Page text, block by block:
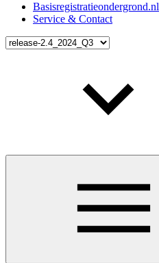
Basisregistratieondergrond.nl
Service & Contact